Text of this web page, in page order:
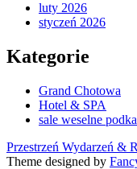
luty 2026
styczeń 2026
Kategorie
Grand Chotowa
Hotel & SPA
sale weselne
Przestrzeń Wydarzeń &
Theme designed by